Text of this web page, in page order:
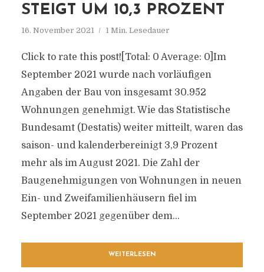
STEIGT UM 10,3 PROZENT
16. November 2021 1 Min. Lesedauer
Click to rate this post![Total: 0 Average: 0]Im
September 2021 wurde nach vorläufigen
Angaben der Bau von insgesamt 30.952
Wohnungen genehmigt. Wie das Statistische
Bundesamt (Destatis) weiter mitteilt, waren das
saison- und kalenderbereinigt 3,9 Prozent
mehr als im August 2021. Die Zahl der
Baugenehmigungen von Wohnungen in neuen
Ein- und Zweifamilienhäusern fiel im
September 2021 gegenüber dem...
WEITERLESEN